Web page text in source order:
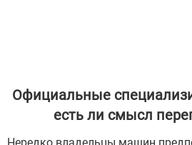
Официальные
есть ли смысл